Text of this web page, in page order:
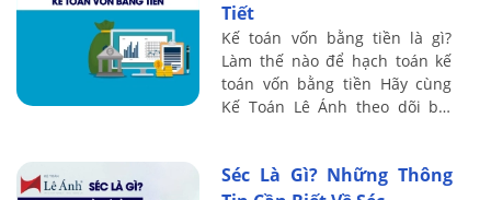
Tiết
Kế toán vốn bằng tiền là gì?
Làm thế nào để hạch toán kế
toán vốn bằng tiền Hãy cùng
Kế Toán Lê Ánh theo dõi bài
Séc Là Gì? Những Thông